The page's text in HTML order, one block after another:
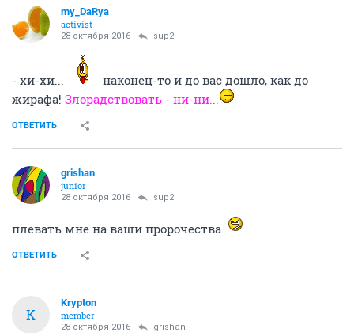
my_DaRya
activist
28 октября 2016 sup2
- хи-хи...
наконец-то и до вас дошло, как до
жирафа! Злорадствовать - ни-ни...
ОТВЕТИТЬ
grishan
junior
28 октября 2016 sup2
плевать мне на ваши пророчества
ОТВЕТИТЬ
K
Krypton
member
28 октября 2016 grishan